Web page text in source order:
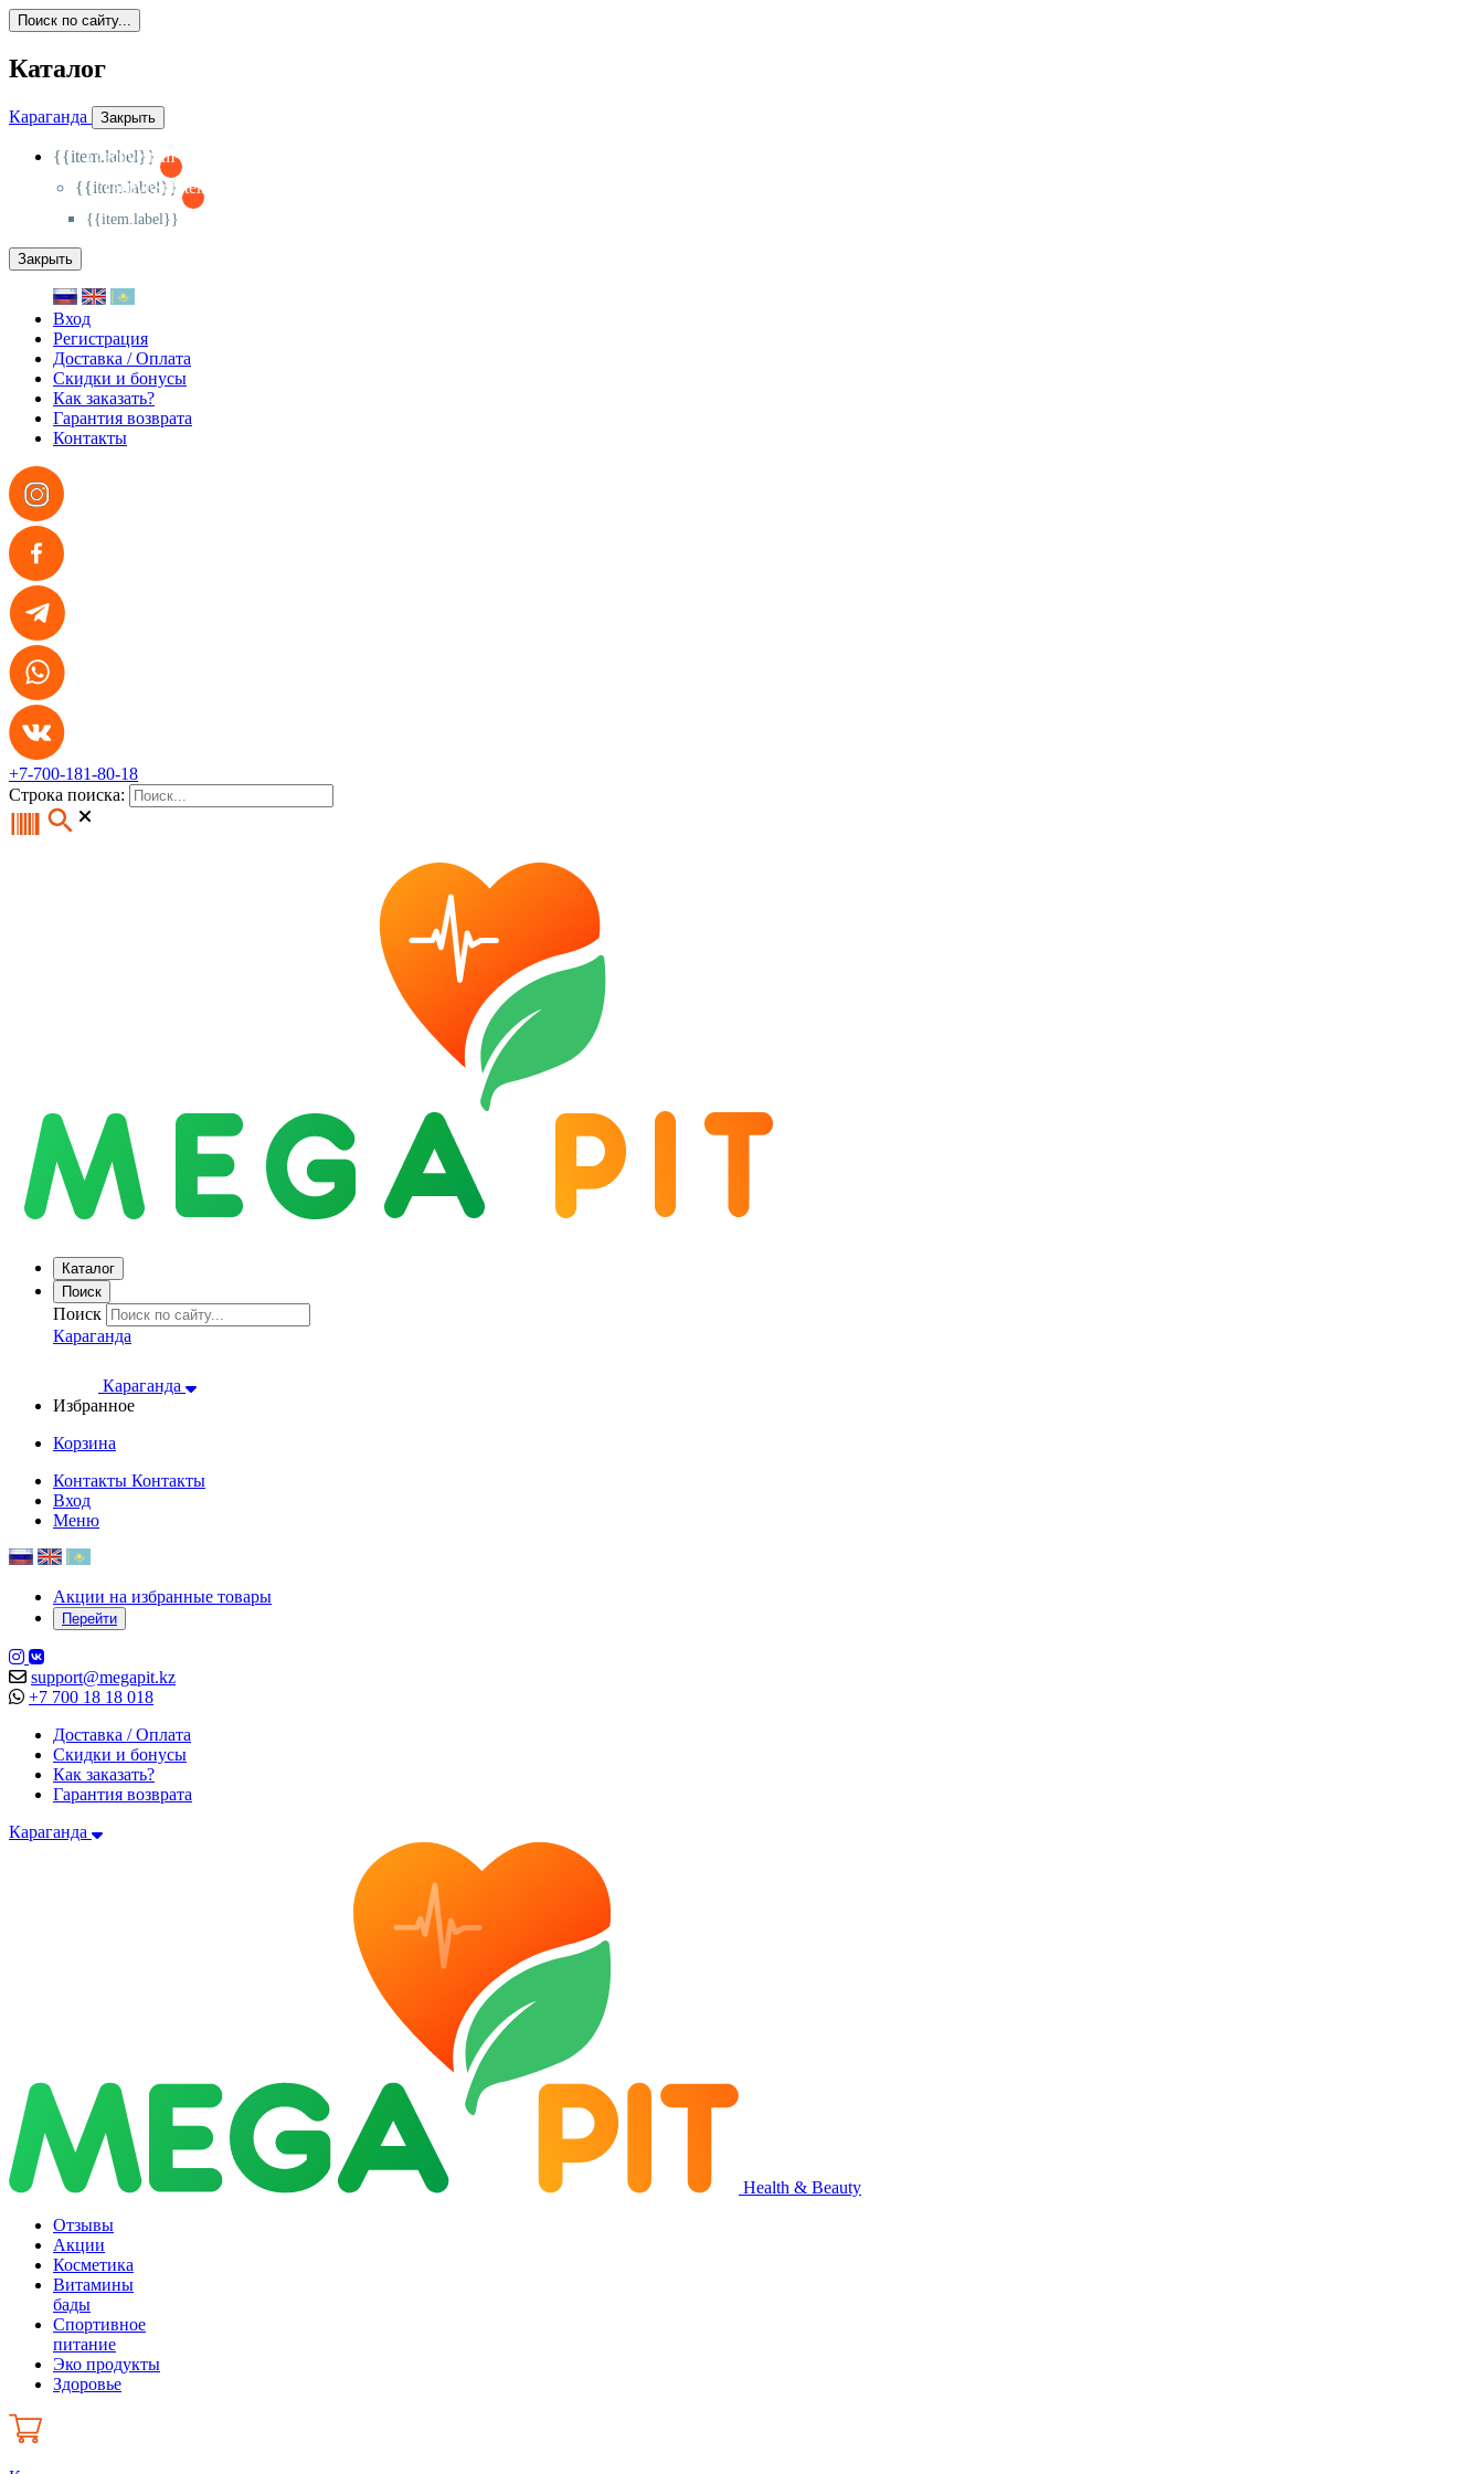
Поиск по сайту...
Каталог
Караганда Закрыть
{{item.label}}
{{activeItem==item.id?'-
{{item.label}}
{{activeSubitem==item.id?'-
{{item.label}}
Закрыть
Вход
Регистрация
Доставка / Оплата
Скидки и бонусы
Как заказать?
Гарантия возврата
Контакты
+7-700-181-80-18
Строка поиска:
Каталог
Поиск
Поиск
Караганда
Караганда
Избранное
Корзина
Контакты Контакты
Вход
Меню
Акции на избранные товары
Перейти
support@megapit.kz
+7 700 18 18 018
Доставка / Оплата
Скидки и бонусы
Как заказать?
Гарантия возврата
Караганда
Health & Beauty
Отзывы
Акции
Косметика
Витамины
бады
Спортивное
питание
Эко продукты
Здоровье